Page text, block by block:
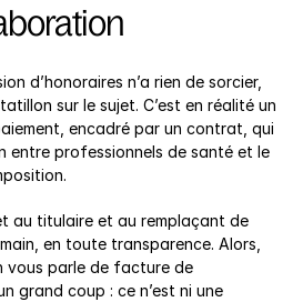
d’honoraires n’a rien de sorcier,
sur le sujet. C’est en réalité un
encadré par un contrat, qui
entre professionnels de santé et le
au titulaire et au remplaçant de
en toute transparence. Alors,
vous parle de facture de
grand coup : ce n’est ni une